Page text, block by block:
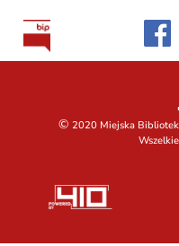
© 2020 Miejska